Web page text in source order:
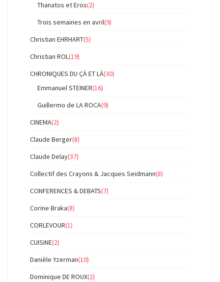
Thanatos et Eros(2)
Trois semaines en avril(9)
Christian EHRHART(5)
Christian ROL(19)
CHRONIQUES DU ÇÀ ET LÀ(30)
Emmanuel STEINER(16)
Guillermo de LA ROCA(9)
CINEMA(2)
Claude Berger(8)
Claude Delay(37)
Collectif des Crayons & Jacques Seidmann(8)
CONFERENCES & DEBATS(7)
Corine Braka(8)
CORLEVOUR(1)
CUISINE(2)
Danièle Yzerman(10)
Dominique DE ROUX(2)